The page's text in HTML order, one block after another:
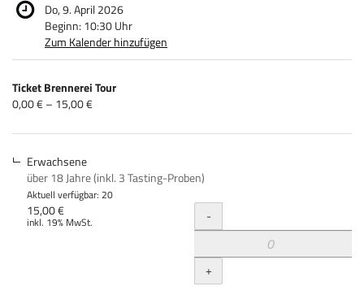
Do, 9. April 2026
Beginn: 10:30Uhr
Zum Kalender hinzufügen
Produkte
Unkategorisierte
Produkte
Ticket Brennerei Tour
von
bis
0,00 € – 15,00 €
Erwachsene
über 18 Jahre (inkl. 3 Tasting-Proben)
Aktuell verfügbar: 20
15,00 €
inkl. 19% MwSt. Menge
-
+